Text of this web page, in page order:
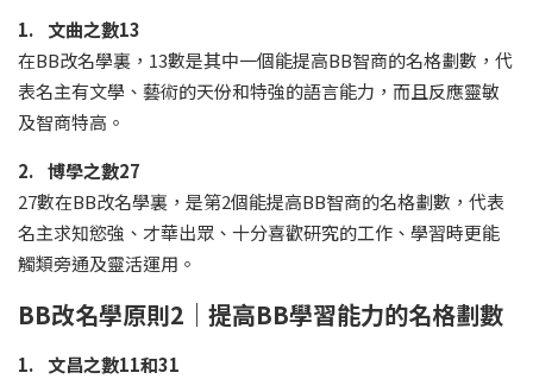
1. 文曲之數13
在BB改名學裏，13數是其中一個能提高BB智商的名格劃數，代
表名主有文學、藝術的天份和特強的語言能力，而且反應靈敏
及智商特高。
2. 博學之數27
27數在BB改名學裏，是第2個能提高BB智商的名格劃數，代表
名主求知慾強、才華出眾、十分喜歡研究的工作、學習時更能
觸類旁通及靈活運用。
BB改名學原則2｜提高BB學習能力的名格劃數
1. 文昌之數11和31